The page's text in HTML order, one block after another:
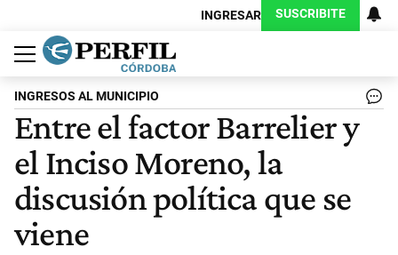
INGRESAR SUSCRIBITE
Política
Economía
Judiciales
Sociedad
Cultura
Espectáculos
Deportes
Protagonistas
INGRESOS AL MUNICIPIO
Entre el factor Barrelier y
el Inciso Moreno, la
discusión política que se
viene